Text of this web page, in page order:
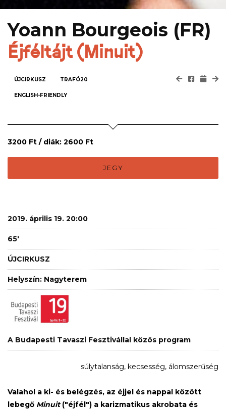
Yoann Bourgeois (FR)
Éjféltájt (Minuit)
ÚJCIRKUSZ TRAFÓ20
ENGLISH-FRIENDLY
3200 Ft / diák: 2600 Ft
JEGY
2019. április 19. 20:00
65'
ÚJCIRKUSZ
Helyszín: Nagyterem
A Budapesti Tavaszi Fesztivállal közös program
súlytalanság, kecsesség, álomszerűség
Valahol a ki- és belégzés, az éjjel és nappal között
lebegő Minuit("éjfél") a karizmatikus akrobata és